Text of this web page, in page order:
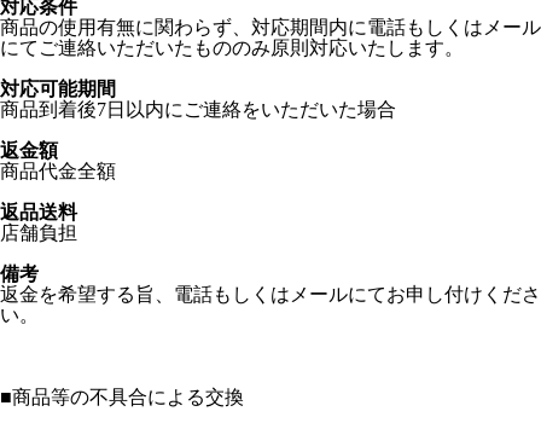
対応条件
商品の使用有無に関わらず、対応期間内に電話もしくはメール
にてご連絡いただいたもののみ原則対応いたします。
対応可能期間
商品到着後7日以内にご連絡をいただいた場合
返金額
商品代金全額
返品送料
店舗負担
備考
返金を希望する旨、電話もしくはメールにてお申し付けくださ
い。
■商品等の不具合による交換